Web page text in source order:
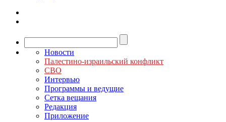
Новости
Палестино-израильский конфликт
СВО
Интервью
Программы и ведущие
Сетка вещания
Редакция
Приложение